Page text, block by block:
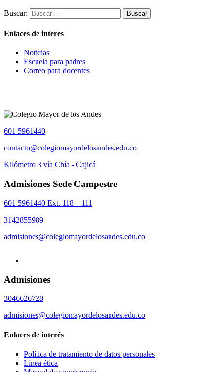
Buscar:
Enlaces de interes
Noticias
Escuela para padres
Correo para docentes
601 5961440
contacto@colegiomayordelosandes.edu.co
Kilómetro 3 vía Chía - Cajicá
Admisiones Sede Campestre
601 5961440 Ext. 118 – 111
3142855989
admisiones@colegiomayordelosandes.edu.co
Admisiones
3046626728
admisiones@colegiomayordelosandes.edu.co
Enlaces de interés
Política de tratamiento de datos personales
Línea ética